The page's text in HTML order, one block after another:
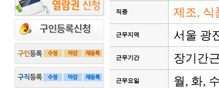
직종 제조, 식
근무지역 서울 광
근무기간 장기간
근무요일 월, 화,